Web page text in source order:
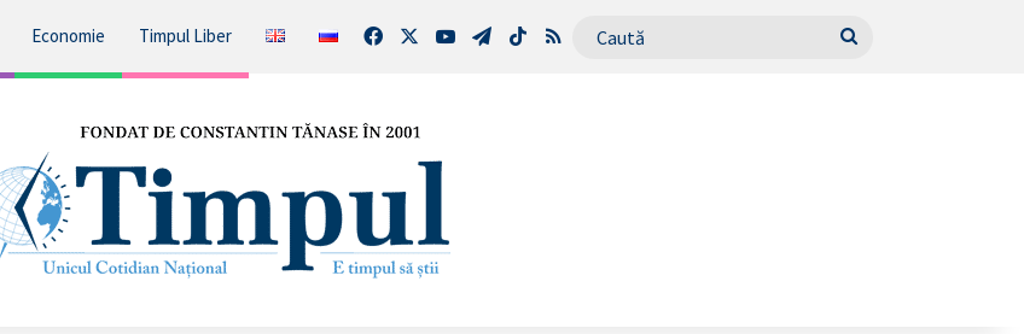
Economie Timpul Liber FacebookYouTubeTelegram
TikTokRSS Caută